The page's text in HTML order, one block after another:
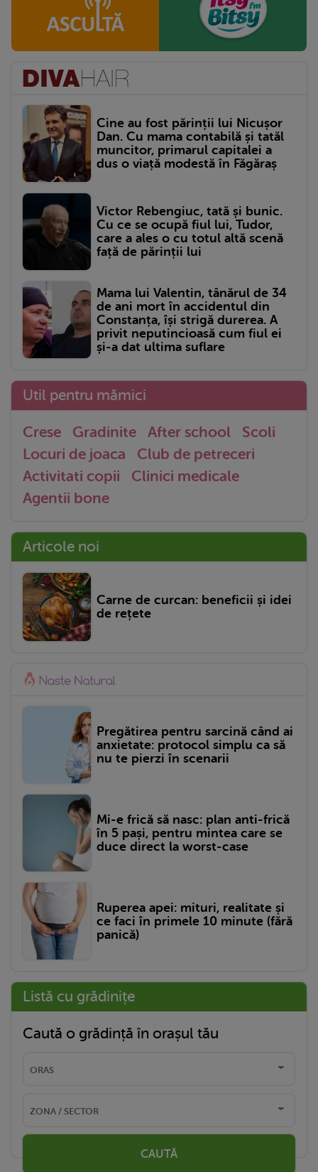
Cine au fost părinții lui Nicușor
Dan. Cu mama contabilă și tatăl
muncitor, primarul capitalei a
dus o viață modestă în Făgăraș
Victor Rebengiuc, tată și bunic.
Cu ce se ocupă fiul lui, Tudor,
care a ales o cu totul altă scenă
față de părinții lui
Mama lui Valentin, tânărul de 34
de ani mort în accidentul din
Constanța, își strigă durerea. A
privit neputincioasă cum fiul ei
și-a dat ultima suflare
Util pentru mămici
Crese Gradinite After school
Scoli
Locuri de joaca
Club de petreceri
Activitati copii
Clinici medicale
Agentii bone
Articole noi
Carne de curcan: beneficii și idei
de rețete
Pregătirea pentru sarcină când ai
anxietate: protocol simplu ca să
nu te pierzi în scenarii
Mi-e frică să nasc: plan anti-frică
în 5 pași, pentru mintea care se
duce direct la worst-case
Ruperea apei: mituri, realitate și
ce faci în primele 10 minute (fără
panică)
Listă cu grădinițe
Caută o grădință în orașul tău
CAUTĂ